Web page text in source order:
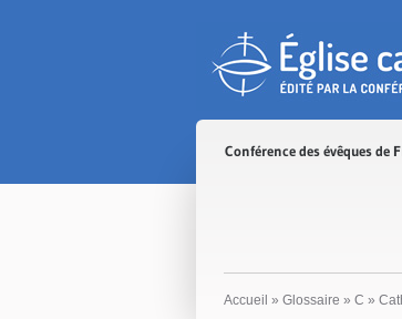
Conférence des évêques de
Accueil » Glossaire » C »